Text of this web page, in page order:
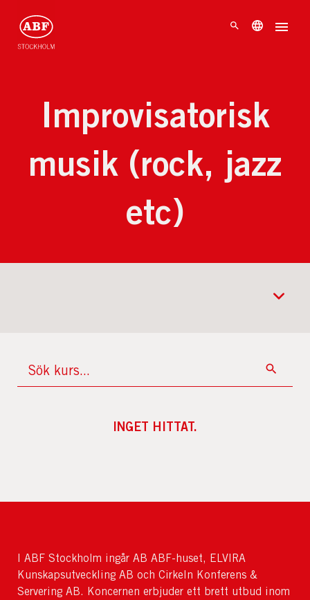
Improvisatorisk
musik (rock, jazz
etc)
INGET HITTAT.
I ABF Stockholm ingår AB ABF-huset, ELVIRA
Kunskapsutveckling AB och Cirkeln Konferens &
Servering AB. Koncernen erbjuder ett brett utbud inom